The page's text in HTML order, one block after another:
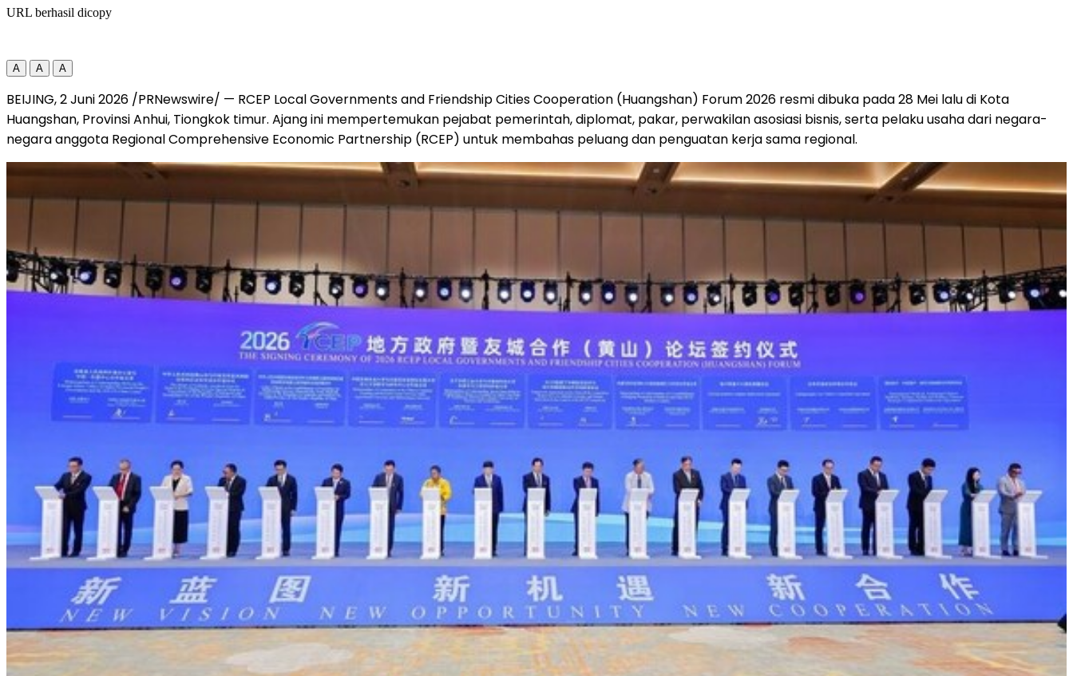
URL berhasil dicopy
A A A
BEIJING, 2 Juni 2026 /PRNewswire/ — RCEP Local Governments and Friendship Cities Cooperation (Huangshan) Forum 2026 resmi dibuka pada 28 Mei lalu di Kota
Huangshan, Provinsi Anhui, Tiongkok timur. Ajang ini mempertemukan pejabat pemerintah, diplomat, pakar, perwakilan asosiasi bisnis, serta pelaku usaha dari negara-
negara anggota Regional Comprehensive Economic Partnership (RCEP) untuk membahas peluang dan penguatan kerja sama regional.